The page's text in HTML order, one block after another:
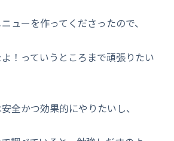
ューを作ってくださったので、
！っていうところまで頑張りたい
全かつ効果的にやりたいし、